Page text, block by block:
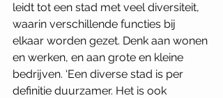
leidt tot een stad met veel diversiteit,
waarin verschillende functies bij
elkaar worden gezet. Denk aan wonen
en werken, en aan grote en kleine
bedrijven. ‘Een diverse stad is per
definitie duurzamer. Het is ook